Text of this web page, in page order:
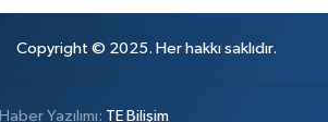
Copyright © 2025. Her hakkı saklıdır.
Haber Yazılımı: TE Bilişim